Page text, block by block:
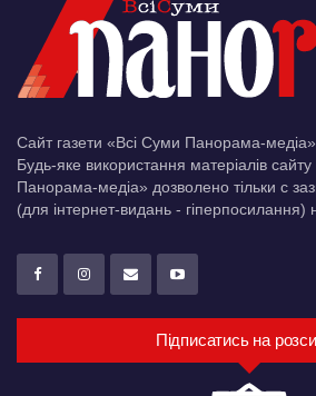
Сайт газети «Всі Суми Панорама-
Будь-яке використання матеріалів
Панорама-медіа» дозволено тільки c
(для інтернет-видань - гіперпосилання)
Підписатись на